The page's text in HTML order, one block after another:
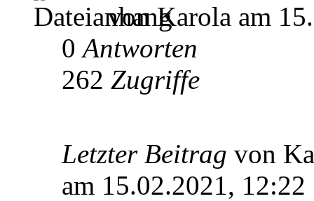
von Karola am
0Antworten
262 Zugriffe
Letzter Beitrag von
am 15.02.2021, 12:22